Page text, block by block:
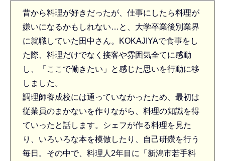
昔から料理が好きだったが、仕事にしたら料理が
嫌いになるかもしれない…と、大学卒業後別業界
に就職していた田中さん。KOKAJIYAで食事をし
た際、料理だけでなく接客や雰囲気全てに感動
し、「ここで働きたい」と感じた思いを行動に移
しました。
調理師養成校には通っていなかったため、最初は
従業員のまかないを作りながら、料理の知識を得
ていったと話します。シェフが作る料理を見た
り、いろいろな本を模倣したり、自己研鑽を行う
毎日。その中で、料理人2年目に「新潟市若手料